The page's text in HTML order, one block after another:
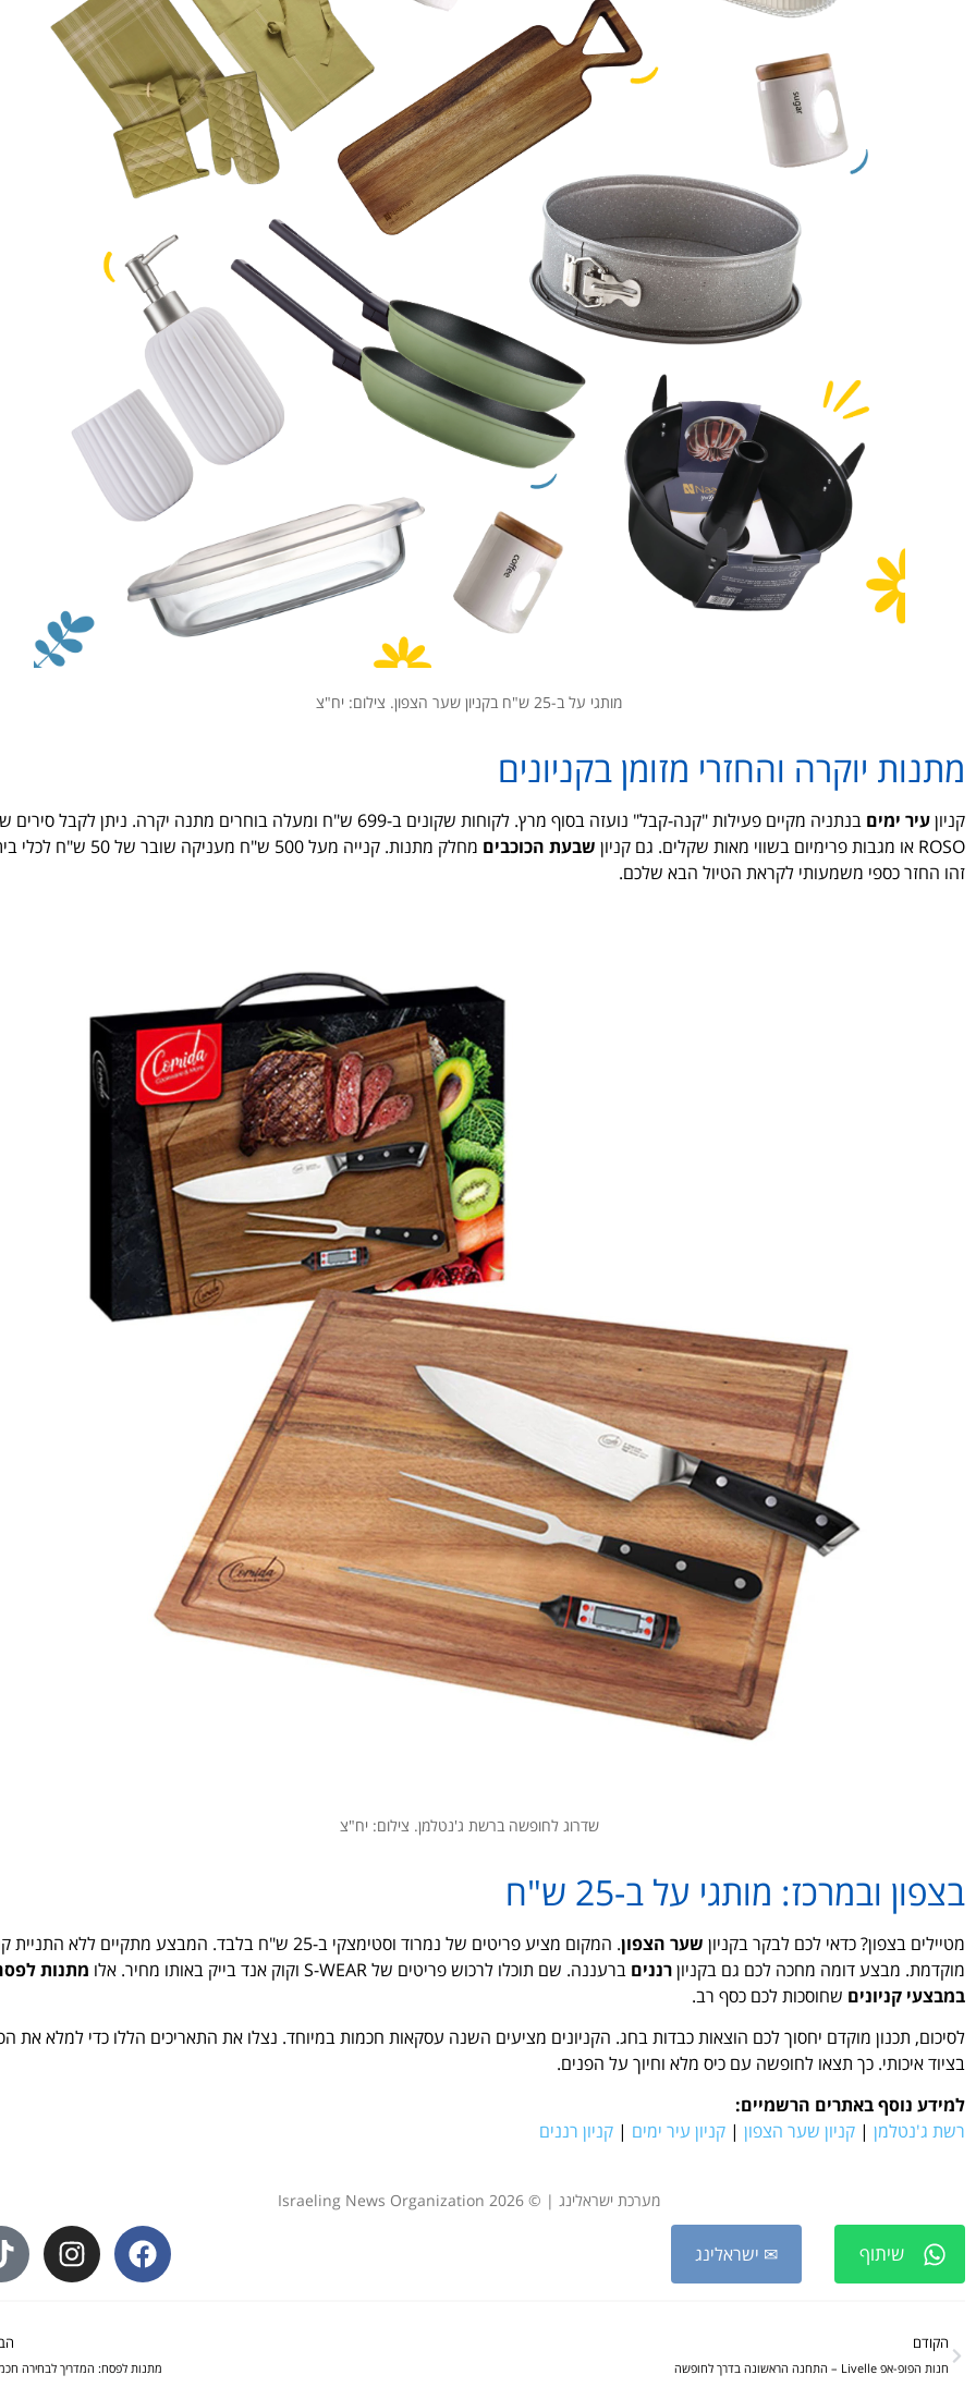
מותגי על ב-25 ש"ח בקניון שער הצפון. צילום: יח"צ
מתנות יוקרה והחזרי מזומן בקניונים
קניוןעיר ימים
בנתניה מקיים פעילות "קנה-קבל" נועזה בסוף מרץ. לקוחות שקונים ב-699 ש"ח ומעלה בוחרים מתנה יקרה. ניתן לקבל
ROSO או מגבות פרימיום בשווי מאות שקלים. גם קניון
שבעת הכוכבים
מחלק מתנות. קנייה מעל 500 ש"ח מעניקה שובר של 50 ש"ח
זהו החזר כספי משמעותי לקראת הטיול הבא שלכם.
שדרוג לחופשה ברשת ג'נטלמן. צילום: יח"צ
בצפון ובמרכז: מותגי על ב-25 ש"ח
מטיילים בצפון? כדאי לכם לבקר בקניון שער הצפון
. המקום מציע פריטים של נמרוד וסטימצקי ב-25 ש"ח בלבד. המבצע מתקיים ללא
מוקדמת. מבצע דומה מחכה לכם גם בקניוןרננים ברעננה. שם תוכלו לרכוש פריטים של S-WEAR וקוק אנד בייק באותו מחיר. אלו
מתנות
במבצעי קניונים שחוסכות לכם כסף רב.
לסיכום, תכנון מוקדם יחסוך לכם הוצאות כבדות בחג. הקניונים מציעים השנה עסקאות חכמות במיוחד. נצלו את התאריכים הללו כדי למלא את
בציוד איכותי. כך תצאו לחופשה עם כיס מלא וחיוך על הפנים.
למידע נוסף באתרים הרשמיים:
רשת ג'נטלמן | קניון שער הצפון | קניון עיר ימים | קניון רננים
מערכת ישראלינג | © 2026 Israeling News Organization
שיתוף ✉ ישראלינג
הקודם
חנות הפופ-אפ Livelle – התחנה הראשונה בדרך לחופשה מתנות לפסח: המדריך לבחירה